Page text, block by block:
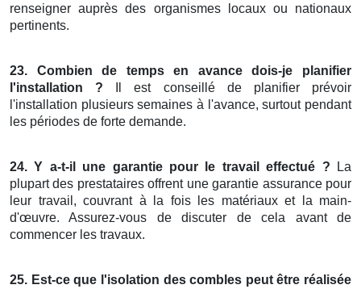
renseigner auprès des organismes locaux ou nationaux
pertinents.
23. Combien de temps en avance dois-je planifier
l'installation ? Il est conseillé de planifier prévoir
l'installation plusieurs semaines à l'avance, surtout pendant
les périodes de forte demande.
24. Y a-t-il une garantie pour le travail effectué ? La
plupart des prestataires offrent une garantie assurance pour
leur travail, couvrant à la fois les matériaux et la main-
d'œuvre. Assurez-vous de discuter de cela avant de
commencer les travaux.
25. Est-ce que l'isolation des combles peut être réalisée